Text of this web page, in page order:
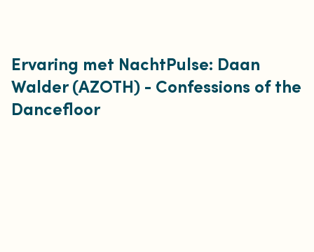
Ervaring met NachtPulse: Daan
Walder (AZOTH) - Confessions of the
Dancefloor